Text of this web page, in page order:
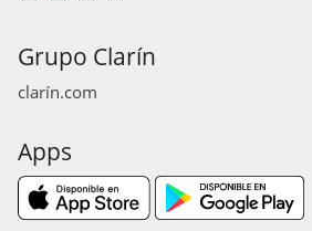
Grupo Clarín
clarín.com
Apps